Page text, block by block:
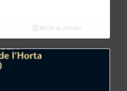
Mostrar detalls